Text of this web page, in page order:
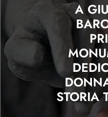
A
STORIA